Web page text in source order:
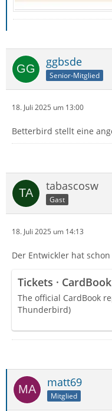
ggbsde
Senior-Mitglied
18. Juli 2025 um 13:00
Betterbird stellt eine
tabascosw
Gast
18. Juli 2025 um 14:13
Der Entwickler hat
Tickets ·
The official CardBook
Thunderbird)
matt69
Mitglied